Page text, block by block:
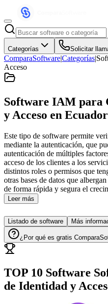
Categorías Solicitar
ComparaSoftware|Categorías|
Acceso
Software IAM para
y Acceso en Ecuador
Este tipo de software permite
mediante la autenticación, que
autenticación de múltiples
acceso de los clientes a los
distintos roles o permisos que
otras bases de datos que
de forma rápida y segura el
Leer más
Listado de software Más
¿Por qué es gratis
TOP 10 Software
de Identidad y